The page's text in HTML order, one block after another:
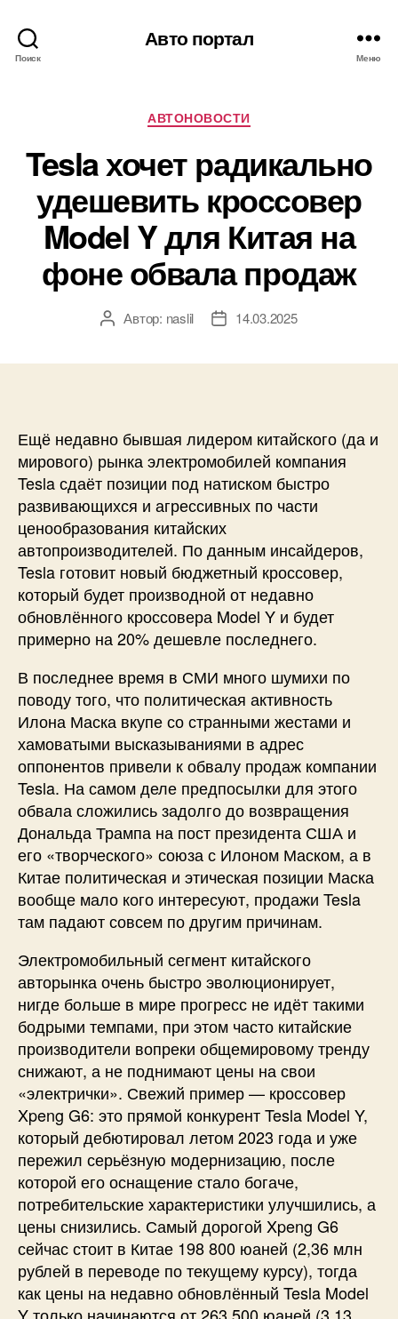
Поиск
Авто портал
Меню
Рубрики
АВТОНОВОСТИ
Tesla хочет радикально
удешевить кроссовер
Model Y для Китая на
фоне обвала продаж
АвторАвтор: naslil
Дата14.03.2025
Ещё недавно бывшая лидером китайского (да и
мирового) рынка электромобилей компания
Tesla сдаёт позиции под натиском быстро
развивающихся и агрессивных по части
ценообразования китайских
автопроизводителей. По данным инсайдеров,
Tesla готовит новый бюджетный кроссовер,
который будет производной от недавно
обновлённого кроссовера Model Y и будет
примерно на 20% дешевле последнего.
В последнее время в СМИ много шумихи по
поводу того, что политическая активность
Илона Маска вкупе со странными жестами и
хамоватыми высказываниями в адрес
оппонентов привели к обвалу продаж компании
Tesla. На самом деле предпосылки для этого
обвала сложились задолго до возвращения
Дональда Трампа на пост президента США и
его «творческого» союза с Илоном Маском, а в
Китае политическая и этическая позиции Маска
вообще мало кого интересуют, продажи Tesla
там падают совсем по другим причинам.
Электромобильный сегмент китайского
авторынка очень быстро эволюционирует,
нигде больше в мире прогресс не идёт такими
бодрыми темпами, при этом часто китайские
производители вопреки общемировому тренду
снижают, а не поднимают цены на свои
«электрички». Свежий пример — кроссовер
Xpeng G6: это прямой конкурент Tesla Model Y,
который дебютировал летом 2023 года и уже
пережил серьёзную модернизацию, после
которой его оснащение стало богаче,
потребительские характеристики улучшились, а
цены снизились. Самый дорогой Xpeng G6
сейчас стоит в Китае 198 800 юаней (2,36 млн
рублей в переводе по текущему курсу), тогда
как цены на недавно обновлённый Tesla Model